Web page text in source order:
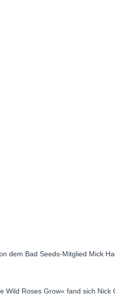
or use the buttons
dem Bad Seeds-Mitglied Mick
Roses Grow« fand sich Nick